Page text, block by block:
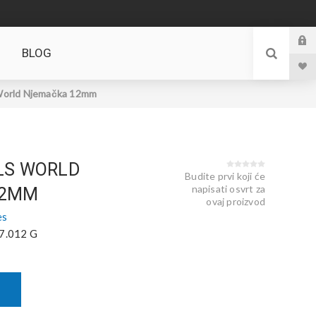
BLOG
Njemačka 12mm
WORLD
G
Budite prvi koji će
napisati osvrt za
ovaj proizvod